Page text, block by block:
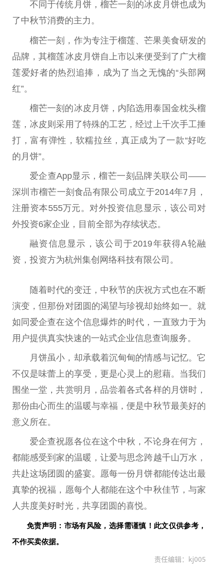
不同于传统月饼，榴芒一刻的冰皮月饼也成为
了中秋节消费的主力。
榴芒一刻，作为专注于榴莲、芒果美食研发的
品牌，其榴莲冰皮月饼自上市以来便受到了广大榴
莲爱好者的热烈追捧，成为了当之无愧的“头部网
红”。
榴芒一刻的冰皮月饼，内陷选用泰国金枕头榴
莲，冰皮则采用了特殊的工艺，经过上千次手工捶
打，富有弹性，软糯拉丝，真正成为了一款“好吃
的月饼”。
爱企查App显示，榴芒一刻品牌关联公司——
深圳市榴芒一刻食品有限公司成立于2014年7月，
注册资本555万元。对外投资信息显示，该公司对
外投资6家企业，目前全部为存续状态。
融资信息显示，该公司于2019年获得A轮融
资，投资方为杭州集创网络科技有限公司。
随着时代的变迁，中秋节的庆祝方式也在不断
演变，但那份对团圆的渴望与珍视却始终如一。就
如同爱企查在这个信息爆炸的时代，一直致力于为
用户提供真实快速的一站式企业信息查询服务。
月饼虽小，却承载着沉甸甸的情感与记忆。它
不仅是味蕾上的享受，更是心灵上的慰藉。当我们
围坐一堂，共赏明月，品尝着各式各样的月饼时，
那份由心而生的温暖与幸福，便是中秋节最美好的
意义所在。
爱企查祝愿各位在这个中秋，不论身在何方，
都能感受到家的温暖，让爱与思念跨越千山万水，
共赴这场团圆的盛宴。愿每一份月饼都能传达出最
真挚的祝福，愿每个人都能在这个中秋佳节，与家
人共度美好时光，共享团圆的喜悦。
免责声明：市场有风险，选择需谨慎！此文仅供参考，
不作买卖依据。
责任编辑：kj005